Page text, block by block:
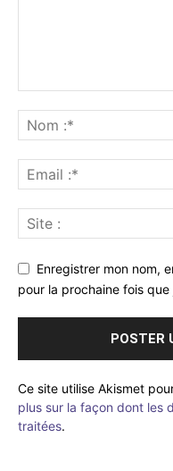
Enregistrer mon nom,
pour la prochaine fois
Ce site utilise Akismet
plus sur la façon dont les
traitées.